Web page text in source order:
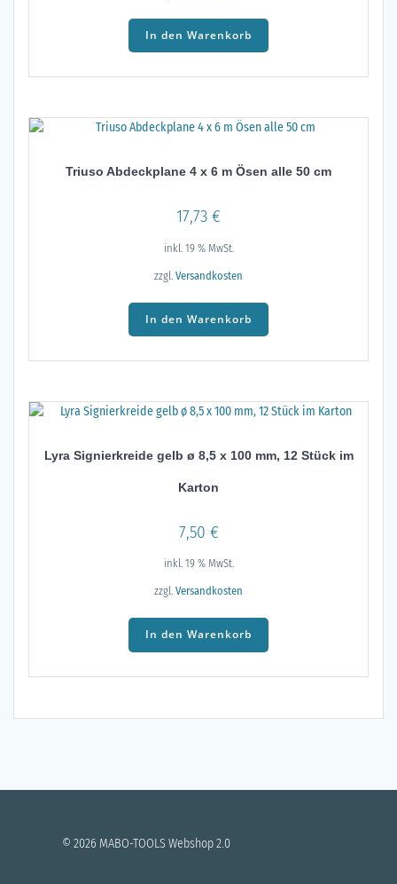
In den Warenkorb
Triuso Abdeckplane 4 x 6 m Ösen alle 50 cm
17,73 €
inkl. 19 % MwSt.
zzgl. Versandkosten
In den Warenkorb
Lyra Signierkreide gelb ø 8,5 x 100 mm, 12 Stück im
Karton
7,50 €
inkl. 19 % MwSt.
zzgl. Versandkosten
In den Warenkorb
© 2026 MABO-TOOLS Webshop 2.0